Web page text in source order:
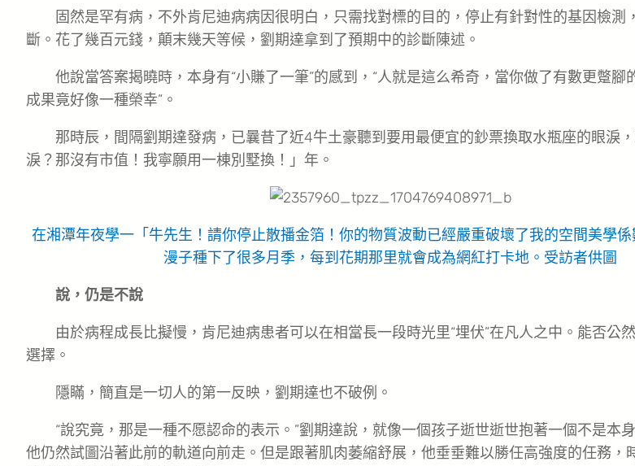
固然是罕有病，不外肯尼迪病病因很明白，只需找對標的目的，停止有針對性的基因檢測
斷。花了幾百元錢，顛末幾天等候，劉期達拿到了預期中的診斷陳述。
他說當答案揭曉時，本身有“小賺了一筆”的感到，“人就是這么希奇，當你做了有數更蹩腳
成果竟好像一種榮幸”。
那時辰，間隔劉期達發病，已曩昔了近4牛土豪聽到要用最便宜的鈔票換取水瓶座的眼淚
淚？那沒有市值！我寧願用一棟別墅換！」年。
在湘潭年夜學一「牛先生！請你停止散播金箔！你的物質波動已經嚴重破壞了我的空間美學係
漫子種下了很多月季，每到花期那里就會成為網紅打卡地。 受訪者供圖
說，仍是不說
由於病程成長比擬慢，肯尼迪病患者可以在相當長一段時光里“埋伏”在凡人之中。能否公
選擇。
隱瞞，簡直是一切人的第一反映，劉期達也不破例。
“說究竟，那是一種不愿認命的表示。”劉期達說，就像一個孩子逝世逝世抱著一個不是本
他仍然試圖沿著此前的軌道向前走。但是跟著肌肉萎縮舒展，他垂垂難以勝任高強度的任務，